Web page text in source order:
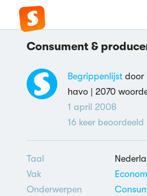
Consument &
Begrippenlijstdoor
havo | 2070
1 april 2008
16keer beoordeeld
Taal
Vak
Onderwerpen